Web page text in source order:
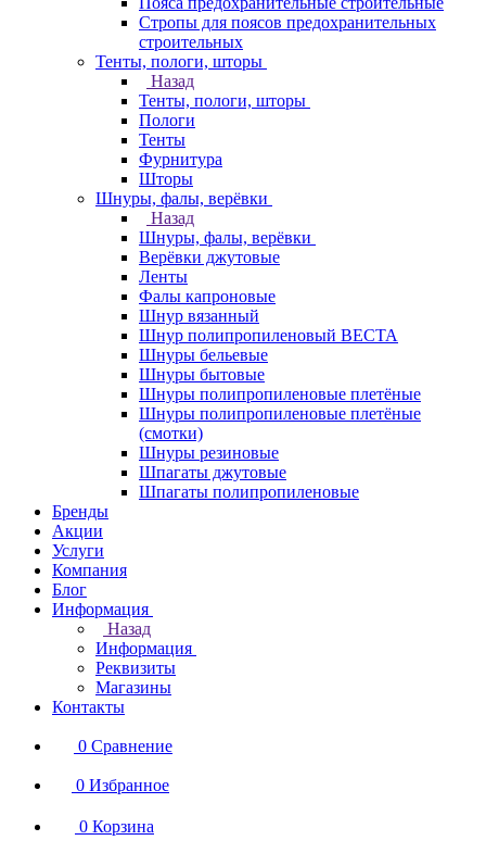
Стропы для поясов предохранительных
строительных
Тенты, пологи, шторы
Назад
Тенты, пологи, шторы
Пологи
Тенты
Фурнитура
Шторы
Шнуры, фалы, верёвки
Назад
Шнуры, фалы, верёвки
Верёвки джутовые
Ленты
Фалы капроновые
Шнур вязанный
Шнур полипропиленовый ВЕСТА
Шнуры бельевые
Шнуры бытовые
Шнуры полипропиленовые плетёные
Шнуры полипропиленовые плетёные
(смотки)
Шнуры резиновые
Шпагаты джутовые
Шпагаты полипропиленовые
Бренды
Акции
Услуги
Компания
Блог
Информация
Назад
Информация
Реквизиты
Магазины
Контакты
0 Сравнение
0 Избранное
0 Корзина